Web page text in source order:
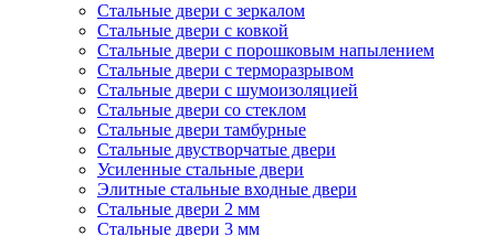
Стальные двери с зеркалом
Стальные двери с ковкой
Стальные двери с порошковым напылением
Стальные двери с терморазрывом
Стальные двери с шумоизоляцией
Стальные двери со стеклом
Стальные двери тамбурные
Стальные двустворчатые двери
Усиленные стальные двери
Элитные стальные входные двери
Стальные двери 2 мм
Стальные двери 3 мм